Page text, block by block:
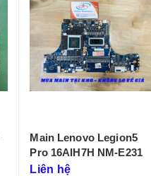
Main Lenovo Legion5
Pro 16AIH7H NM-E231
Liên hệ